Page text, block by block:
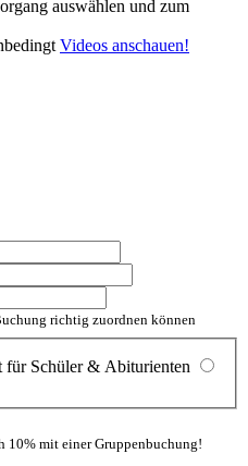
auswählen und zum
Videos anschauen!
richtig zuordnen können
für Schüler & Abiturienten
10% mit einer Gruppenbuchung!